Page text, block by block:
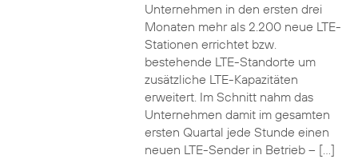
Unternehmen in den ersten drei
Monaten mehr als 2.200 neue LTE-
Stationen errichtet bzw.
bestehende LTE-Standorte um
zusätzliche LTE-Kapazitäten
erweitert. Im Schnitt nahm das
Unternehmen damit im gesamten
ersten Quartal jede Stunde einen
neuen LTE-Sender in Betrieb – […]